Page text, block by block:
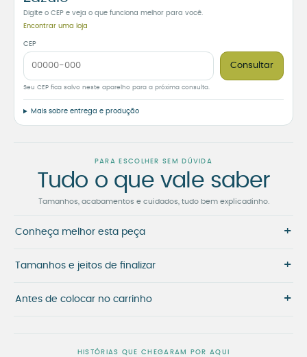
Digite o CEP e veja o que funciona melhor para você.
Encontrar uma loja
CEP
Consultar
Seu CEP fica salvo neste aparelho para a próxima consulta.
Mais sobre entrega e produção
PARA ESCOLHER SEM DÚVIDA
Tudo o que vale saber
Tamanhos, acabamentos e cuidados, tudo bem explicadinho.
Conheça melhor esta peça +
Tamanhos e jeitos de finalizar +
Antes de colocar no carrinho +
HISTÓRIAS QUE CHEGARAM POR AQUI